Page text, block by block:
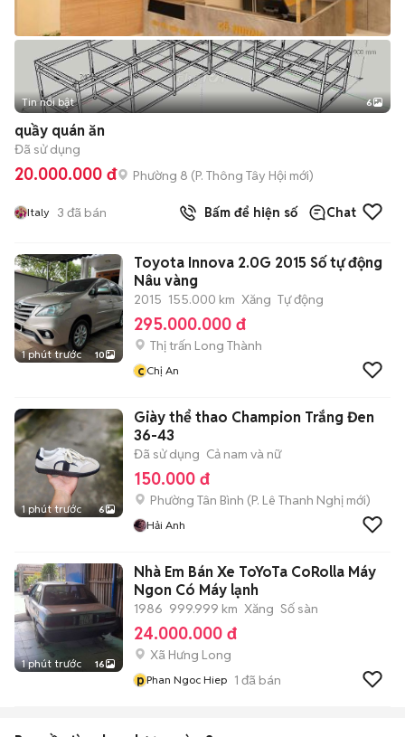
+2
Tin nổi bật 6
quầy quán ăn
Đã sử dụng
20.000.000 đ Phường 8 (P. Thông Tây Hội mới)
Italy 3 đã bán Bấm để hiện số Chat
1 phút trước 10
Toyota Innova 2.0G 2015 Số tự động
Nâu vàng
2015 155.000 km Xăng Tự động
295.000.000 đ
Thị trấn Long Thành
c Chị An
1 phút trước 6
Giày thể thao Champion Trắng Đen
36-43
Đã sử dụng Cả nam và nữ
150.000 đ
Phường Tân Bình (P. Lê Thanh Nghị mới)
Hải Anh
1 phút trước 16
Nhà Em Bán Xe ToYoTa CoRolla Máy
Ngon Có Máy lạnh
1986 999.999 km Xăng Số sàn
24.000.000 đ
Xã Hưng Long
pPhan Ngoc Hiep 1 đã bán